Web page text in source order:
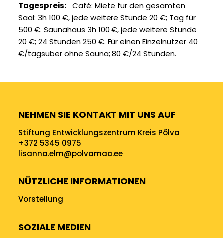
Tagespreis
Café: Miete für den gesamten
Saal: 3h 100 €, jede weitere Stunde 20 €; Tag für
500 €. Saunahaus 3h 100 €, jede weitere Stunde
20 €; 24 Stunden 250 €. Für einen Einzelnutzer 40
€/tagsüber ohne Sauna; 80 €/24 Stunden.
NEHMEN SIE KONTAKT MIT UNS AUF
Stiftung Entwicklungszentrum Kreis Põlva
+372 5345 0975
lisanna.elm@polvamaa.ee
NÜTZLICHE INFORMATIONEN
Vorstellung
SOZIALE MEDIEN